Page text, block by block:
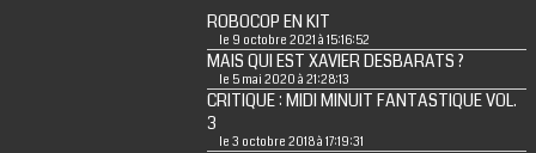
ROBOCOP EN KIT
le 9 octobre 2021 à 15:16:52
MAIS QUI EST XAVIER DESBARATS ?
le 5 mai 2020 à 21:28:13
CRITIQUE : MIDI MINUIT FANTASTIQUE VOL.
3
le 3 octobre 2018 à 17:19:31